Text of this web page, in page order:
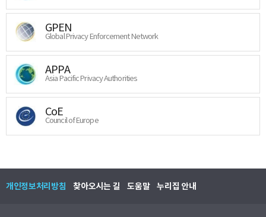
GPEN
Global Privacy Enforcement Network
APPA
Asia Pacific Privacy Authorities
CoE
Council of Europe
개인정보처리방침 찾아오시는 길 도움말 누리집 안내